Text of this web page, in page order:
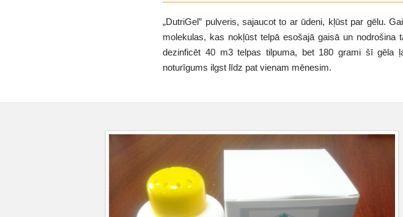
„DutriGel” pulveris, sajaucot to ar ūdeni, kļūst par gēlu.
molekulas, kas nokļūst telpā esošajā gaisā un nodrošina
dezinficēt 40 m3 telpas tilpuma, bet 180 grami šī gēla
noturīgums ilgst līdz pat vienam mēnesim.